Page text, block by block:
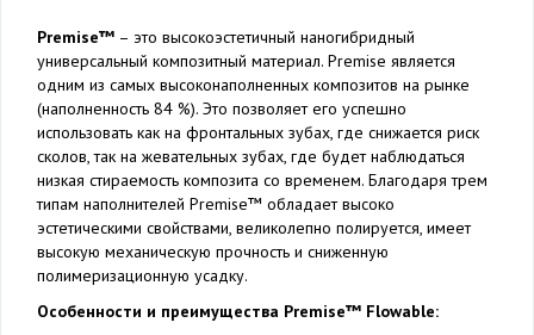
Premise™ – это высокоэстетичный наногибридный
универсальный композитный материал. Premise является
одним из самых высоконаполненных композитов на рынке
(наполненность 84 %). Это позволяет его успешно
использовать как на фронтальных зубах, где снижается риск
сколов, так на жевательных зубах, где будет наблюдаться
низкая стираемость композита со временем. Благодаря трем
типам наполнителей Premise™ обладает высоко
эстетическими свойствами, великолепно полируется, имеет
высокую механическую прочность и сниженную
полимеризационную усадку.
Особенности и преимущества Premise™ Flowable: